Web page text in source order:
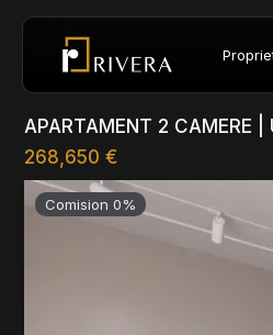
APARTAMENT 2 CAMERE |
268,650 €
Comision 0%